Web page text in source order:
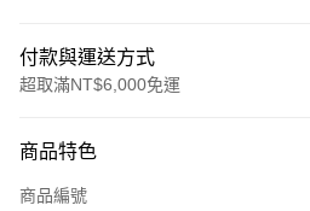
付款與運送方式
超取滿NT$6,000免運
信用卡一次付款
商品特色
商品編號